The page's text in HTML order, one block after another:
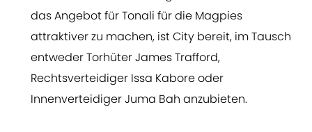
das Angebot für Tonali für die Magpies
attraktiver zu machen, ist City bereit, im Tausch
entweder Torhüter James Trafford,
Rechtsverteidiger Issa Kabore oder
Innenverteidiger Juma Bah anzubieten.